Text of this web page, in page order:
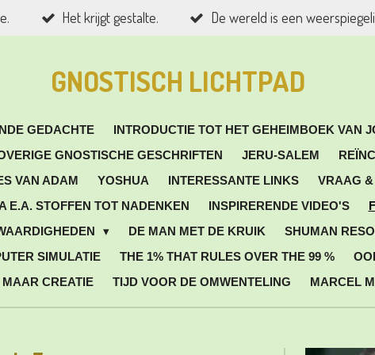
Het krijgt gestalte. De wereld is een
GNOSTISCH LICHTPAD
GEDACHTE INTRODUCTIE TOT HET GEHEIMBOEK VAN
GNOSTISCHE GESCHRIFTEN
JERU-SALEM
VAN ADAM
YOSHUA INTERESSANTE LINKS VRAAG
E.A. STOFFEN TOT NADENKEN
INSPIRERENDE VIDEO'S
DE MAN MET DE KRUIK SHUMAN
SIMULATIE
THE 1% THAT RULES OVER THE 99 %
CREATIE
TIJD VOOR DE OMWENTELING MARCEL